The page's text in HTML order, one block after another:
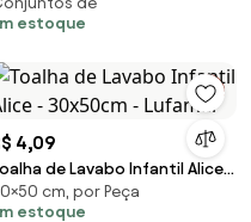
+ 2 Toalhas de Boca
estoque
4,09
de Lavabo Infantil Alice -
- Lufamar
cm, por Peça
estoque